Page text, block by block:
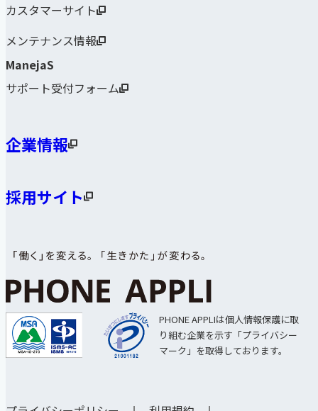
カスタマーサイト
メンテナンス情報
ManejaS
サポート受付フォーム
企業情報
採用サイト
PHONE APPLIは個人情報保護に取
り組む企業を示す「プライバシー
マーク」を取得しております。